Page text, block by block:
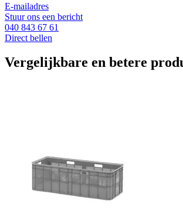
E-mailadres
Stuur ons een bericht
040 843 67 61
Direct bellen
Vergelijkbare en betere